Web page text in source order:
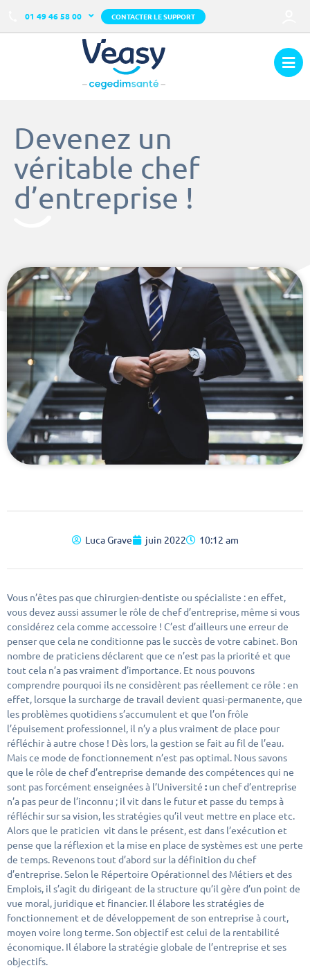
01 49 46 58 00 CONTACTER LE SUPPORT
Devenez un
véritable chef
d’entreprise !
Luca Grave juin 2022 10:12 am
Vous n’êtes pas que chirurgien-dentiste ou spécialiste : en effet,
vous devez aussi assumer le rôle de chef d’entreprise, même si vous
considérez cela comme accessoire ! C’est d’ailleurs une erreur de
penser que cela ne conditionne pas le succès de votre cabinet. Bon
nombre de praticiens déclarent que ce n’est pas la priorité et que
tout cela n’a pas vraiment d’importance. Et nous pouvons
comprendre pourquoi ils ne considèrent pas réellement ce rôle : en
effet, lorsque la surcharge de travail devient quasi-permanente, que
les problèmes quotidiens s’accumulent et que l’on frôle
l’épuisement professionnel, il n’y a plus vraiment de place pour
réfléchir à autre chose ! Dès lors, la gestion se fait au fil de l’eau.
Mais ce mode de fonctionnement n’est pas optimal. Nous savons
que le rôle de chef d’entreprise demande des compétences qui ne
sont pas forcément enseignées à l’Université : un chef d’entreprise
n’a pas peur de l’inconnu ; il vit dans le futur et passe du temps à
réfléchir sur sa vision, les stratégies qu’il veut mettre en place etc.
Alors que le praticien vit dans le présent, est dans l’exécution et
pense que la réflexion et la mise en place de systèmes est une perte
de temps. Revenons tout d’abord sur la définition du chef
d’entreprise. Selon le Répertoire Opérationnel des Métiers et des
Emplois, il s’agit du dirigeant de la structure qu’il gère d’un point de
vue moral, juridique et financier. Il élabore les stratégies de
fonctionnement et de développement de son entreprise à court,
moyen voire long terme. Son objectif est celui de la rentabilité
économique. Il élabore la stratégie globale de l’entreprise et ses
objectifs.